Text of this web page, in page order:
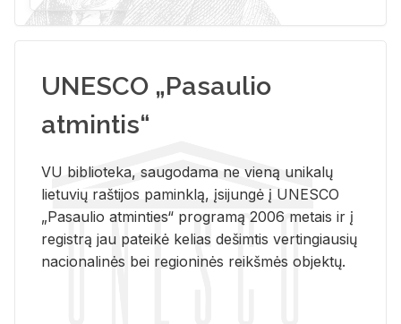
UNESCO „Pasaulio
atmintis“
VU biblioteka, saugodama ne vieną unikalų
lietuvių raštijos paminklą, įsijungė į UNESCO
„Pasaulio atminties“ programą 2006 metais ir į
registrą jau pateikė kelias dešimtis vertingiausių
nacionalinės bei regioninės reikšmės objektų.